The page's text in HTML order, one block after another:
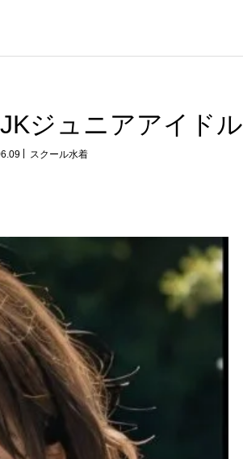
ジュニアアイドル
スクール水着